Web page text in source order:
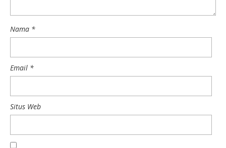
Nama *
Email *
Situs Web